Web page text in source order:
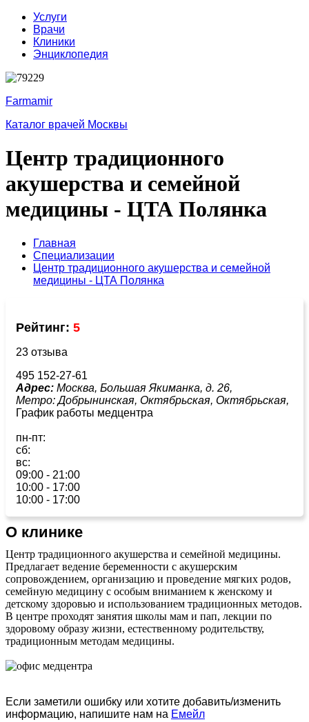
Услуги
Врачи
Клиники
Энциклопедия
Farmamir
Каталог врачей Москвы
Центр традиционного
акушерства и семейной
медицины - ЦТА Полянка
Главная
Специализации
Центр традиционного акушерства и семейной
медицины - ЦТА Полянка
Рейтинг: 5
23 отзыва
495 152-27-61
Адрес: Москва, Большая Якиманка, д. 26,
Метро:Добрынинская, Октябрьская, Октябрьская,
График работы медцентра
пн-пт:
сб:
вс:
09:00 - 21:00
10:00 - 17:00
10:00 - 17:00
О клинике
Центр традиционного акушерства и семейной медицины.
Предлагает ведение беременности с акушерским
сопровождением, организацию и проведение мягких родов,
семейную медицину с особым вниманием к женскому и
детскому здоровью и использованием традиционных методов.
В центре проходят занятия школы мам и пап, лекции по
здоровому образу жизни, естественному родительству,
традиционным методам медицины.
Если заметили ошибку или хотите добавить/изменить
информацию, напишите нам на Емейл